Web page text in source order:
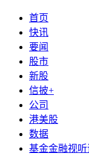
首页
快讯
要闻
股市
新股
信披+
公司
港美股
数据
基金金融视听